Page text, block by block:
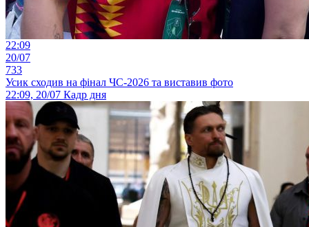
22:09
20/07
733
Усик сходив на фінал ЧС-2026 та виставив фото
22:09, 20/07 Кадр дня